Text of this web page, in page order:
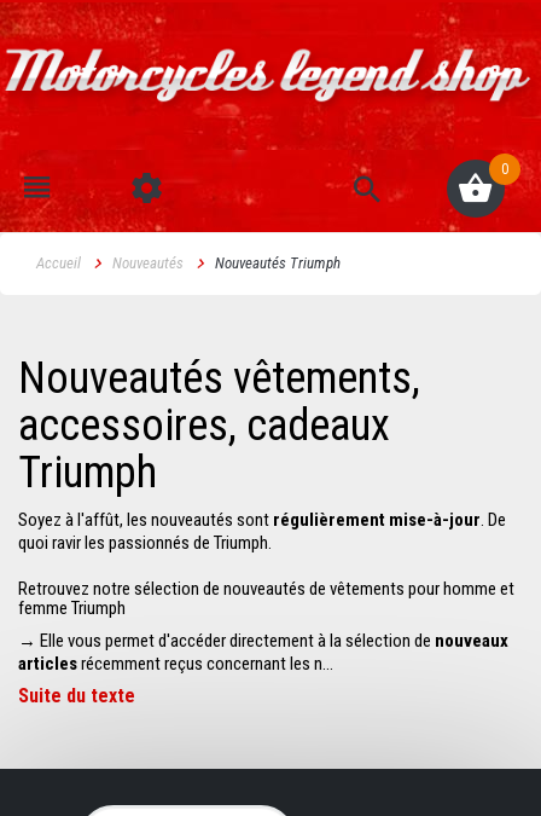
0
Accueil Nouveautés Nouveautés Triumph
Nouveautés vêtements,
accessoires, cadeaux
Triumph
Soyez à l'affût, les nouveautés sont régulièrement mise-à-jour. De
quoi ravir les passionnés de Triumph.
Retrouvez notre sélection de nouveautés de vêtements pour homme et
femme Triumph
→ Elle vous permet d'accéder directement à la sélection de nouveaux
articlesrécemment reçus concernant les n...
Suite du texte